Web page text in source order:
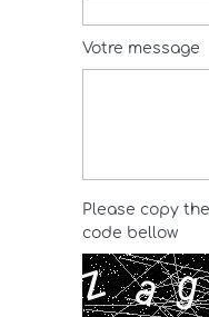
Votre message
Please copy
code bellow